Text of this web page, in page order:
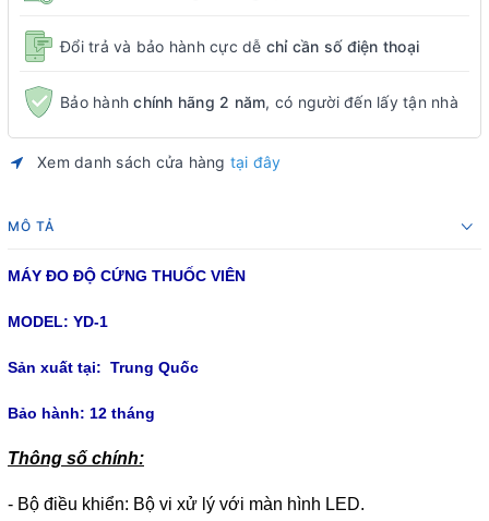
Đổi trả và bảo hành cực dễ chỉ cần số điện thoại
Bảo hànhchính hãng 2 năm, có người đến lấy tận nhà
Xem danh sách cửa hàng tại đây
MÔ TẢ
MÁY ĐO ĐỘ CỨNG THUỐC VIÊN
MODEL: YD-1
Sản xuất tại: Trung Quốc
Bảo hành: 12 tháng
Thông số chính:
- Bộ điều khiển: Bộ vi xử lý với màn hình LED.